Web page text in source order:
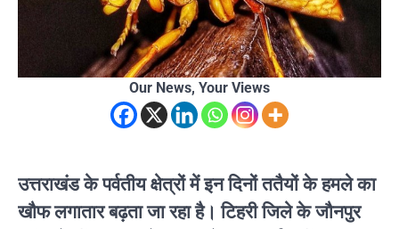
Our News, Your Views
उत्तराखंड के पर्वतीय क्षेत्रों में इन दिनों ततैयों के हमले का
खौफ लगातार बढ़ता जा रहा है। टिहरी जिले के जौनपुर